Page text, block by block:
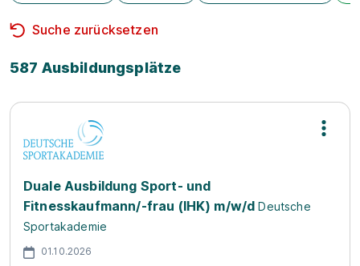
Suche zurücksetzen
587 Ausbildungsplätze
Duale Ausbildung Sport- und
Fitnesskaufmann/-frau (IHK) m/w/d Deutsche
Sportakademie
01.10.2026